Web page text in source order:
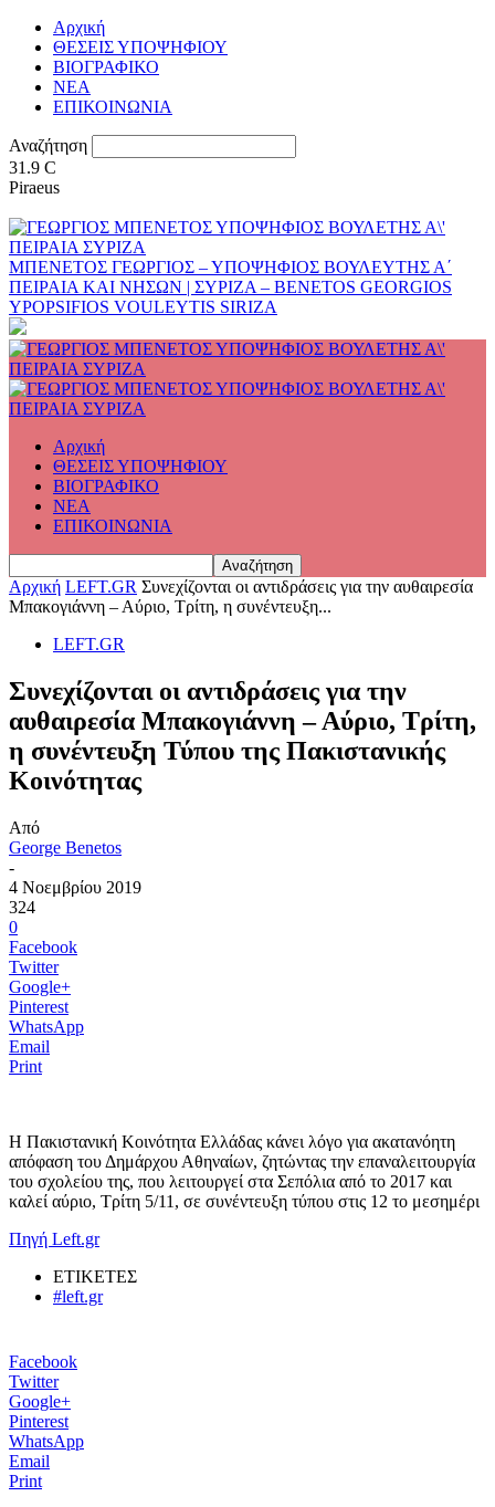
Αρχική
ΘΕΣΕΙΣ ΥΠΟΨΗΦΙΟΥ
ΒΙΟΓΡΑΦΙΚΟ
ΝΕΑ
ΕΠΙΚΟΙΝΩΝΙΑ
Αναζήτηση
31.9 C
Piraeus
ΜΠΕΝΕΤΟΣ ΓΕΩΡΓΙΟΣ – ΥΠΟΨΗΦΙΟΣ ΒΟΥΛΕΥΤΗΣ Α΄
ΠΕΙΡΑΙΑ ΚΑΙ ΝΗΣΩΝ | ΣΥΡΙΖΑ – BENETOS GEORGIOS
YPOPSIFIOS VOULEYTIS SIRIZA
Αρχική
ΘΕΣΕΙΣ ΥΠΟΨΗΦΙΟΥ
ΒΙΟΓΡΑΦΙΚΟ
ΝΕΑ
ΕΠΙΚΟΙΝΩΝΙΑ
Αρχική LEFT.GR Συνεχίζονται οι αντιδράσεις για την αυθαιρεσία
Μπακογιάννη – Αύριο, Τρίτη, η συνέντευξη...
LEFT.GR
Συνεχίζονται οι αντιδράσεις για την
αυθαιρεσία Μπακογιάννη – Αύριο, Τρίτη,
η συνέντευξη Τύπου της Πακιστανικής
Κοινότητας
Από
George Benetos
-
4 Νοεμβρίου 2019
324
0
Facebook
Twitter
Google+
Pinterest
WhatsApp
Email
Print
Η Πακιστανική Κοινότητα Ελλάδας κάνει λόγο για ακατανόητη
απόφαση του Δημάρχου Αθηναίων, ζητώντας την επαναλειτουργία
του σχολείου της, που λειτουργεί στα Σεπόλια από το 2017 και
καλεί αύριο, Τρίτη 5/11, σε συνέντευξη τύπου στις 12 το μεσημέρι
Πηγή Left.gr
ΕΤΙΚΕΤΕΣ
#left.gr
Facebook
Twitter
Google+
Pinterest
WhatsApp
Email
Print